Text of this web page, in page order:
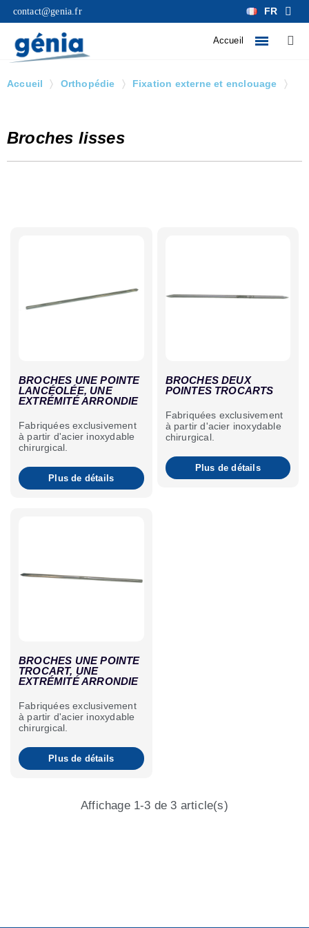
contact@genia.fr FR
Accueil
Accueil Orthopédie
Fixation externe et enclouage
Broches lisses
Affichage 1-3 de 3 article(s)
BROCHES UNE POINTE
LANCÉOLÉE, UNE
EXTRÉMITÉ ARRONDIE
Fabriquées exclusivement
à partir d'acier inoxydable
chirurgical.
Plus de détails
BROCHES DEUX
POINTES TROCARTS
Fabriquées exclusivement
à partir d'acier inoxydable
chirurgical.
Plus de détails
BROCHES UNE POINTE
TROCART, UNE
EXTRÉMITÉ ARRONDIE
Fabriquées exclusivement
à partir d'acier inoxydable
chirurgical.
Plus de détails